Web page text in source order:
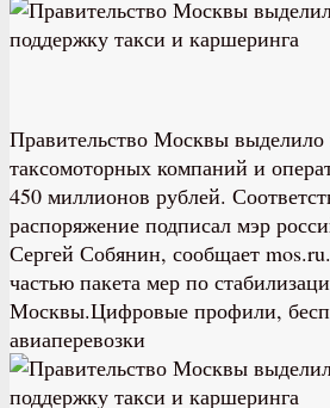
Правительство Москвы
таксомоторных компаний и
450 миллионов рублей.
распоряжение подписал мэр
Сергей Собянин, сообщает
частью пакета мер по
Москвы.Цифровые профили,
авиаперевозки